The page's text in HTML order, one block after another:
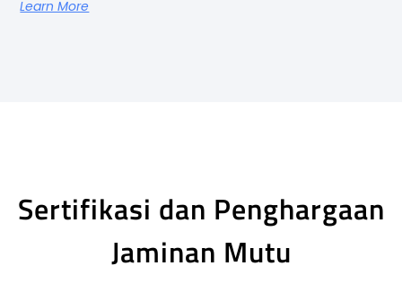
Learn More
Sertifikasi dan Penghargaan
Jaminan Mutu